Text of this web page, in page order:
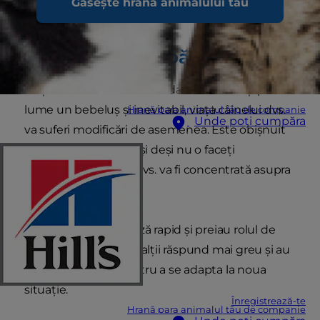
Hrană para animalul tău de companie
Unde poți cumpăra
Înregistrează-te
Hrană para animalul tău de companie
entuziasmul.
Toate se schimbă
Viața dvs. se va schimba odată ce aduceți pe
lume un bebeluș și inevitabil, viața câinelui dvs.
va suferi modificări de asemenea. Este obișnuit
cu toată atenția dvs. și deși nu o faceți
intenționat, atenția dvs. va fi concentrată asupra
copilului.
Unii câini se adaptează rapid și preiau rolul de
protector, în timp ce alții răspund mai greu și au
nevoie de ajutor pentru a se adapta la noua
situație.